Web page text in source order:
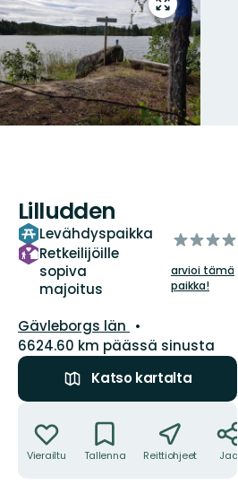
Siirry
koko
näytön
alueelle
Lilludden
Levähdyspaikka
Retkeilijöille
sopiva
majoitus
/5
arvioi tämä
paikka!
Kunta:
Gävleborgs län
6624.60 km päässä sinusta
Katso kartalta
Vierailtu Tallenna Reittiohjeet Jaa